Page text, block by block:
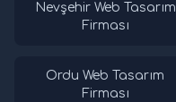
Nevşehir Web Tasarım
Firması
Ordu Web Tasarım
Firması